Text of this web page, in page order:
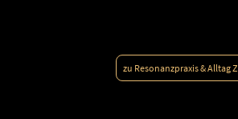
zu Resonanzpraxis & Alltag Z